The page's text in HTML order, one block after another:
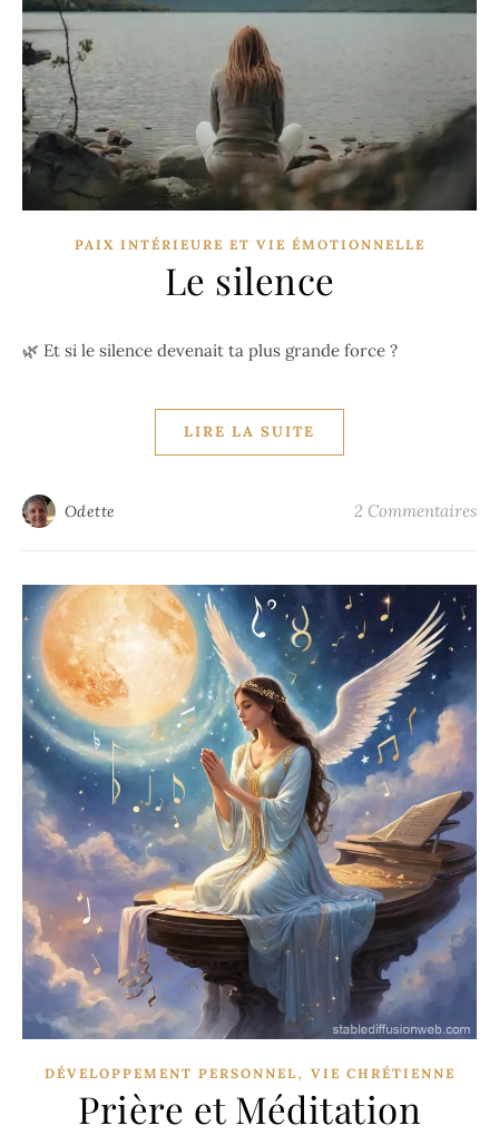
PAIX INTÉRIEURE ET VIE ÉMOTIONNELLE
Le silence
🌿 Et si le silence devenait ta plus grande force ?
LIRE LA SUITE
Odette 2 Commentaires
DÉVELOPPEMENT PERSONNEL , VIE CHRÉTIENNE
Prière et Méditation